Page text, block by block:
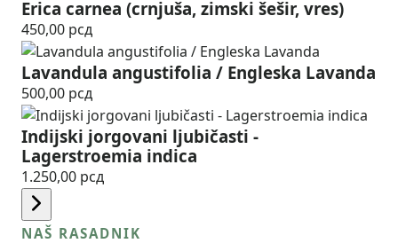
Erica carnea (crnjuša, zimski šešir, vres)
450,00 рсд
Lavandula angustifolia / Engleska Lavanda
500,00 рсд
Indijski jorgovani ljubičasti -
Lagerstroemia indica
1.250,00 рсд
NAŠ RASADNIK